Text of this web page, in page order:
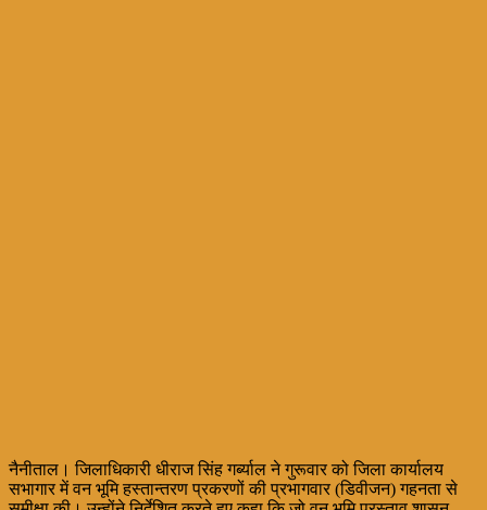
नैनीताल। जिलाधिकारी धीराज सिंह गर्ब्याल ने गुरूवार को जिला कार्यालय
सभागार में वन भूमि हस्तान्तरण प्रकरणों की प्रभागवार (डिवीजन) गहनता से